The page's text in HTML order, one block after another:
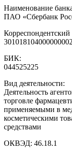
Наименование
ПАО «Сбербанк
Корреспондентский
БИК:
044525225
Вид деятельности:
Деятельность
торговле
применяемыми в
косметическими
средствами
ОКВЭД: 46.18.1